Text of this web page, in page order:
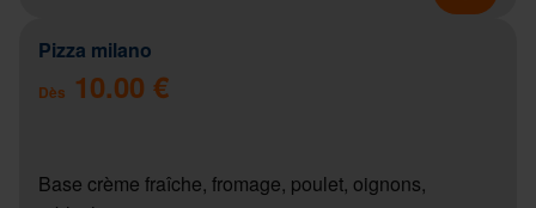
Pizza milano
Dès 10.00 €
Base crème fraîche, fromage, poulet, oignons,